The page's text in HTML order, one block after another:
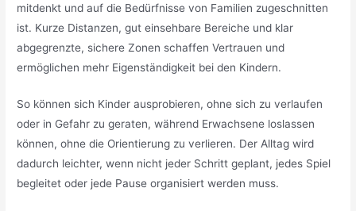
mitdenkt und auf die Bedürfnisse von Familien zugeschnitten
ist. Kurze Distanzen, gut einsehbare Bereiche und klar
abgegrenzte, sichere Zonen schaffen Vertrauen und
ermöglichen mehr Eigenständigkeit bei den Kindern.
So können sich Kinder ausprobieren, ohne sich zu verlaufen
oder in Gefahr zu geraten, während Erwachsene loslassen
können, ohne die Orientierung zu verlieren. Der Alltag wird
dadurch leichter, wenn nicht jeder Schritt geplant, jedes Spiel
begleitet oder jede Pause organisiert werden muss.